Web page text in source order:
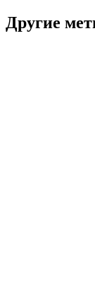
Другие